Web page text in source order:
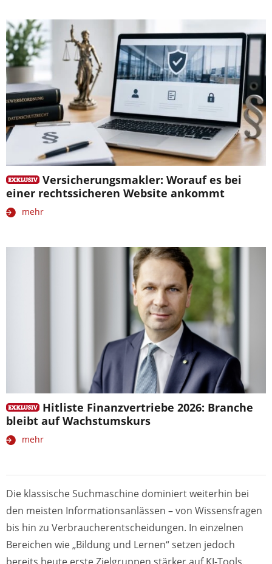
Versicherungsmakler: Worauf es bei
einer rechtssicheren Website ankommt
mehr
Hitliste Finanzvertriebe 2026: Branche
bleibt auf Wachstumskurs
mehr
Die klassische Suchmaschine dominiert weiterhin bei
den meisten Informationsanlässen – von Wissensfragen
bis hin zu Verbraucherentscheidungen. In einzelnen
Bereichen wie „Bildung und Lernen“ setzen jedoch